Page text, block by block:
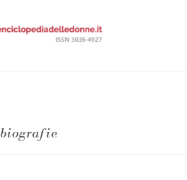
biografie